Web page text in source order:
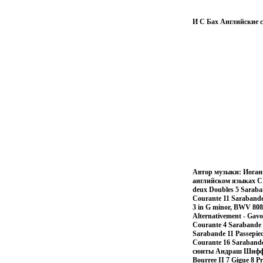
И С Бах Английские
Автор музыки:
английском языках
deux Doubles 5
Courante 11
3 in G minor, BWV
Alternativement -
Courante 4
Sarabande 11
Courante 16
сюиты Андраш Шифф
Bourree II 7 Gigue 8